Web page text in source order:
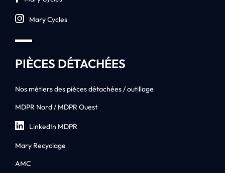
Mary Cycles
PIÈCES DÉTACHÉES
Nos métiers des pièces détachées / outillage
MDPR Nord / MDPR Ouest
LinkedIn MDPR
Mary Recyclage
AMC